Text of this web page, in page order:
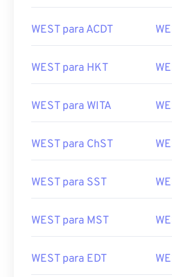
WEST para ACDT
WEST para HKT
WEST para WITA
WEST para ChST
WEST para SST
WEST para MST
WEST para EDT